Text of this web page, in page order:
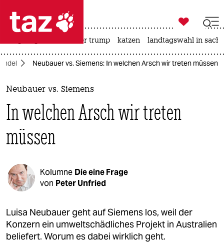
 taz zahl ich
taz zahl ich
themen
politik
öko
kultur
berlin

taz zahl ich
usa unter trump katzen landtagswahl in
Neubauer vs. Siemens: In welchen Arsch wir treten müssen
Neubauer vs. Siemens
In welchen Arsch wir treten
müssen
Kolumne Die eine Frage
von Peter Unfried
Luisa Neubauer geht auf Siemens los, weil der
Konzern ein umweltschädliches Projekt in Australien
beliefert. Worum es dabei wirklich geht.